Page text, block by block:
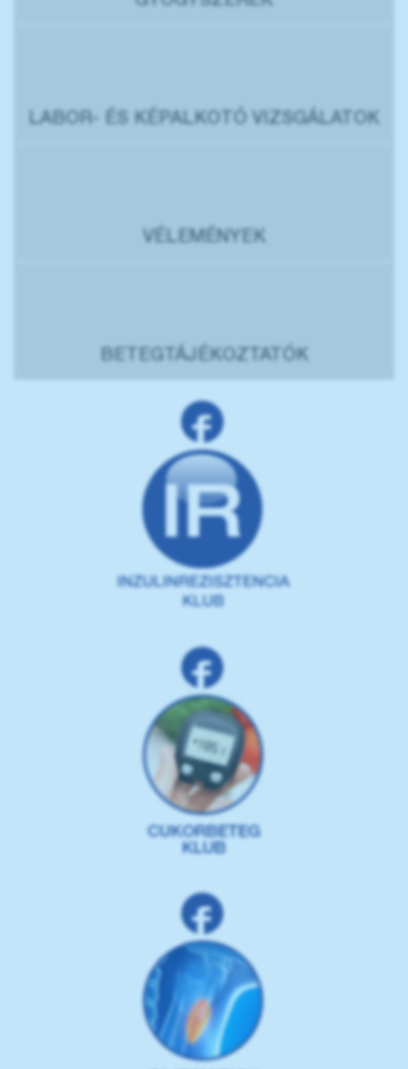
LABOR- ÉS KÉPALKOTÓ VIZSGÁLATOK
VÉLEMÉNYEK
BETEGTÁJÉKOZTATÓK